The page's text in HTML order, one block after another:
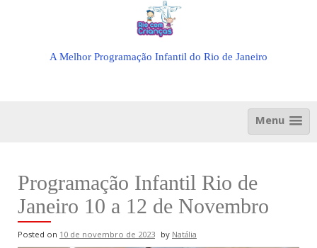
A Melhor Programação Infantil do Rio de Janeiro
Menu
Programação Infantil Rio de
Janeiro 10 a 12 de Novembro
Posted on 10 de novembro de 2023 byNatália